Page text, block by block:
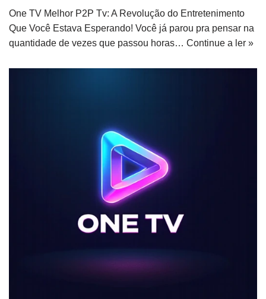
One TV Melhor P2P Tv: A Revolução do Entretenimento
Que Você Estava Esperando! Você já parou pra pensar na
quantidade de vezes que passou horas… Continue a ler »